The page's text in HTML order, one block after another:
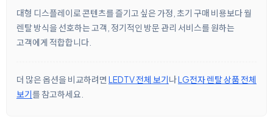
대형 디스플레이로 콘텐츠를 즐기고 싶은 가정, 초기 구매 비용보다 월
렌탈 방식을 선호하는 고객, 정기적인 방문 관리 서비스를 원하는
고객에게 적합합니다.
더 많은 옵션을 비교하려면 LEDTV 전체 보기나LG전자 렌탈 상품 전체
보기를 참고하세요.